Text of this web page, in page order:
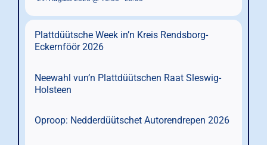
Plattdüütsche Week in’n Kreis Rendsborg-
Eckernföör 2026
Neewahl vun’n Plattdüütschen Raat Sleswig-
Holsteen
Oproop: Nedderdüütschet Autorendrepen 2026